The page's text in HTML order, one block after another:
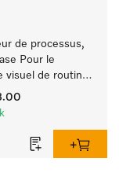
de processus,
Pour le
visuel de routine
de
et de